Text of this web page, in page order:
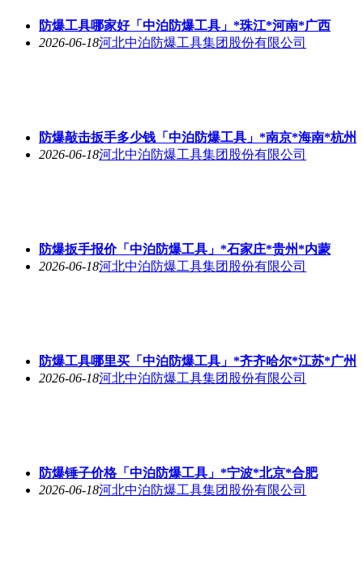
防爆工具哪家好「中泊防爆工具」*珠江*河南*广西
2026-06-18河北中泊防爆工具集团股份有限公司
防爆敲击扳手多少钱「中泊防爆工具」*南京*海南*杭州
2026-06-18河北中泊防爆工具集团股份有限公司
防爆扳手报价「中泊防爆工具」*石家庄*贵州*内蒙
2026-06-18河北中泊防爆工具集团股份有限公司
防爆工具哪里买「中泊防爆工具」*齐齐哈尔*江苏*广州
2026-06-18河北中泊防爆工具集团股份有限公司
防爆锤子价格「中泊防爆工具」*宁波*北京*合肥
2026-06-18河北中泊防爆工具集团股份有限公司